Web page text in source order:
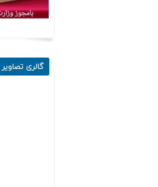
گالری تصاویر